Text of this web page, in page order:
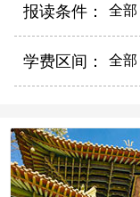
报读条件： 全部
学费区间： 全部